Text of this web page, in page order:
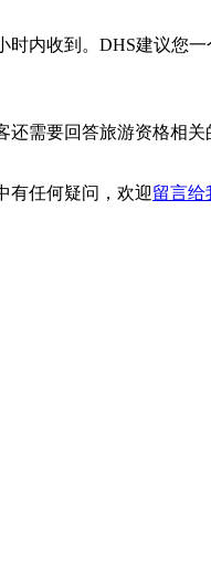
内收到。DHS建议您
需要回答旅游资格相关
有任何疑问，欢迎留言给